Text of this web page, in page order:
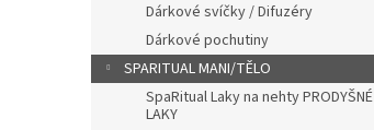
e
l
Dárkové svíčky / Difuzéry
Dárkové pochutiny
SPARITUAL MANI/TĚLO
SpaRitual Laky na nehty PRODYŠNÉ
LAKY